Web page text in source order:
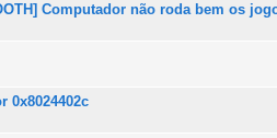
Computador não roda bem os
5 na totalidade
1 2 345
5 na totalidade
0x8024402c
5 na totalidade
12345